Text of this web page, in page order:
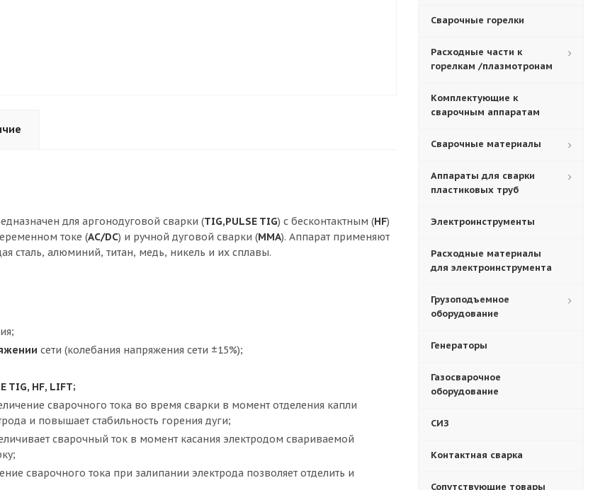
для аргонодуговой сварки (TIG,PULSE TIG) с бесконтактным (HF)
токе (AC/DС) и ручной дуговой сварки (ММА). Аппарат применяют
сталь, алюминий, титан, медь, никель и их сплавы.
сети (колебания напряжения сети ±15%);
TIG, HF, LIFT;
сварочного тока во время сварки в момент отделения капли
и повышает стабильность горения дуги;
сварочный ток в момент касания электродом свариваемой
сварочного тока при залипании электрода позволяет отделить и
Сварочные горелки
Расходные части к
горелкам /плазмотронам
Комплектующие к
сварочным аппаратам
Сварочные материалы
Аппараты для сварки
пластиковых труб
Электроинструменты
Расходные материалы
для электроинструмента
Грузоподъемное
оборудование
Генераторы
Газосварочное
оборудование
СИЗ
Контактная сварка
Сопутствующие товары